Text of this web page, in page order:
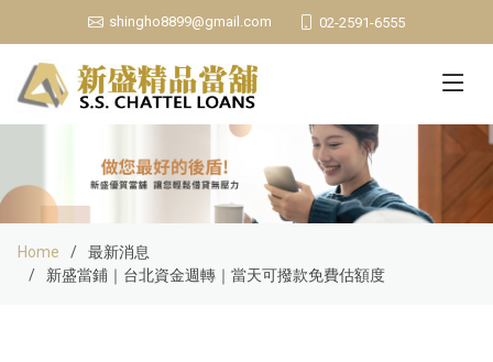
shingho8899@gmail.com 02-2591-6555
Home
最新消息
新盛當鋪｜台北資金週轉｜當天可撥款免費估額度